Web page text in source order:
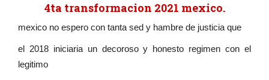
4ta transformacion 2021 mexico.
mexico no espero con tanta sed y hambre de justicia que
el 2018 iniciaria un decoroso y honesto regimen con el
legitimo